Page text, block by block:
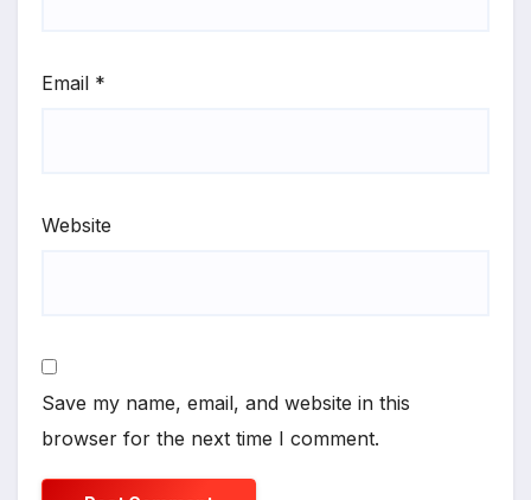
Email *
Website
Save my name, email, and website in this
browser for the next time I comment.